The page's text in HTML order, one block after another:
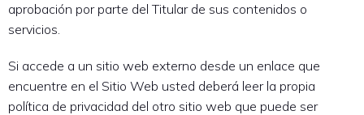
aprobación por parte del Titular de sus contenidos o
servicios.
Si accede a un sitio web externo desde un enlace que
encuentre en el Sitio Web usted deberá leer la propia
política de privacidad del otro sitio web que puede ser